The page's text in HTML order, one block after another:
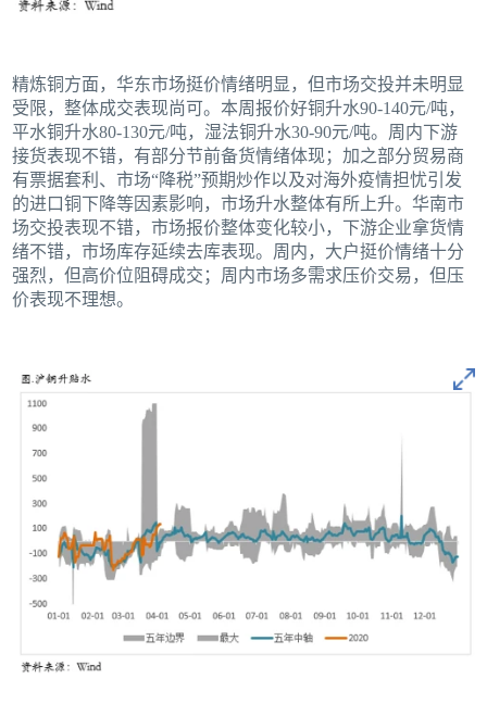
精炼铜方面，华东市场挺价情绪明显，但市场交投并未明显
受限，整体成交表现尚可。本周报价好铜升水90-140元/吨，
平水铜升水80-130元/吨，湿法铜升水30-90元/吨。周内下游
接货表现不错，有部分节前备货情绪体现；加之部分贸易商
有票据套利、市场“降税”预期炒作以及对海外疫情担忧引发
的进口铜下降等因素影响，市场升水整体有所上升。华南市
场交投表现不错，市场报价整体变化较小，下游企业拿货情
绪不错，市场库存延续去库表现。周内，大户挺价情绪十分
强烈，但高价位阻碍成交；周内市场多需求压价交易，但压
价表现不理想。